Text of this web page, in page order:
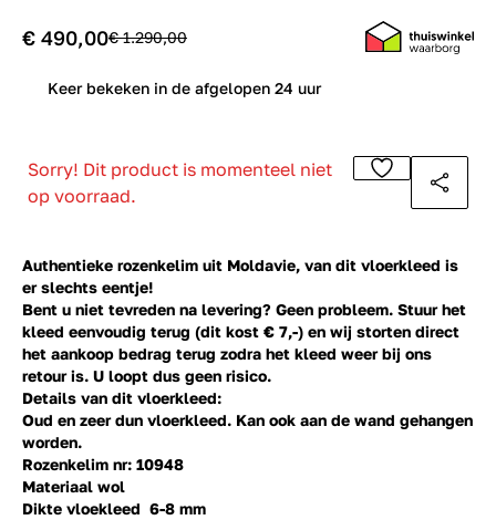
Authentieke rozenkelim uit Moldavie, van dit vloerkleed is
er slechts eentje!
Bent u niet tevreden na levering? Geen probleem. Stuur het
kleed eenvoudig terug (dit kost € 7,-) en wij storten direct
het aankoop bedrag terug zodra het kleed weer bij ons
retour is. U loopt dus geen risico.
Details van dit vloerkleed:
Oud en zeer dun vloerkleed. Kan ook aan de wand gehangen
worden.
Rozenkelim nr: 10948
Materiaal wol
Dikte vloekleed 6-8 mm
€ 490,00€ 1.290,00
Keer bekeken in de afgelopen 24 uur
Sorry! Dit product is momenteel niet
op voorraad.